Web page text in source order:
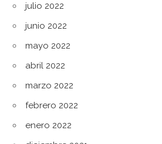
julio 2022
junio 2022
mayo 2022
abril 2022
marzo 2022
febrero 2022
enero 2022